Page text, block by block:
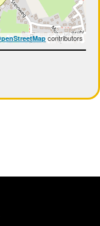
contributors